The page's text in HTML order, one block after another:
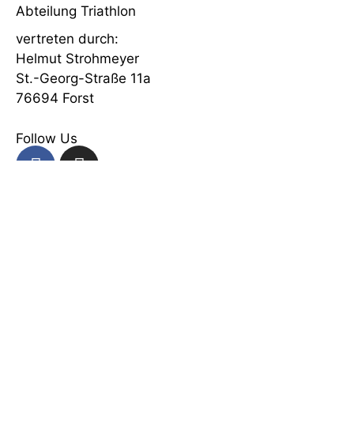
Abteilung Triathlon
vertreten durch:
Helmut Strohmeyer
St.-Georg-Straße 11a
76694 Forst
Follow Us